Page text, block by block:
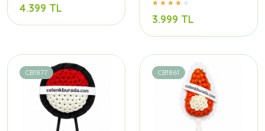
4.399 TL
3.999 TL
CB1877 CB1861